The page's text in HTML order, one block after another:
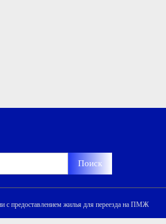
с предоставлением жилья для переезда на ПМЖ